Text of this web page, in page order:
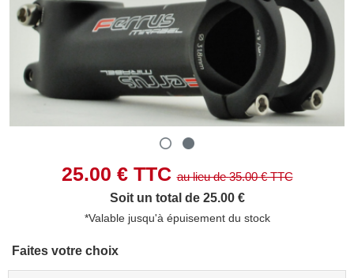
25.00 € TTCau lieu de35.00€ TTC
Soit un total de 25.00 €
*Valable jusqu'à épuisement du stock
Faites votre choix